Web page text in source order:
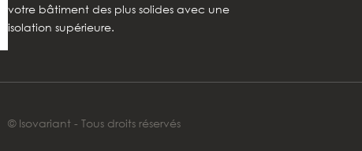
votre bâtiment des plus solides avec une
isolation supérieure.
© Isovariant - Tous droits réservés